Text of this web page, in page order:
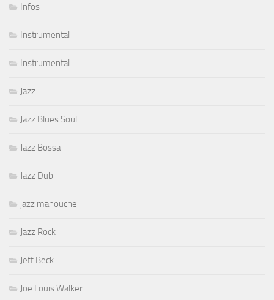
Infos
Instrumental
Instrumental
Jazz
Jazz Blues Soul
Jazz Bossa
Jazz Dub
jazz manouche
Jazz Rock
Jeff Beck
Joe Louis Walker